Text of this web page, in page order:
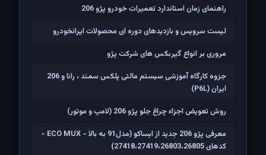
راهنمای زمان استاندارد تعمیرات خودرو پژو 206
لیست سرویس و بازدیدهای دوره ای محصولات ایرانخودرو
مروری بر انواع گیربکس های شرکت پژو
جزوه کارگاه آموزشی سیستم مالتی پلکس سمند ، رانا و 206
ايران (P6L)
روش تعویض اجزاء چراغ جلو پژو 206 (لامپ و موتور)
معرفی پژو 206 جدید از ایساکو (مدل91 به بالا - ECO MUX -
کدهای 27418،27419،26803،26805)